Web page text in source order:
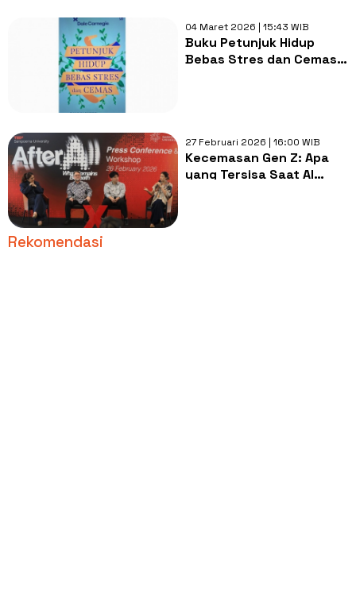
04 Maret 2026 | 15:43 WIB
Buku Petunjuk Hidup
Bebas Stres dan Cemas:
27 Februari 2026 | 16:00 WIB
Kecemasan Gen Z: Apa
yang Tersisa Saat AI
Rekomendasi